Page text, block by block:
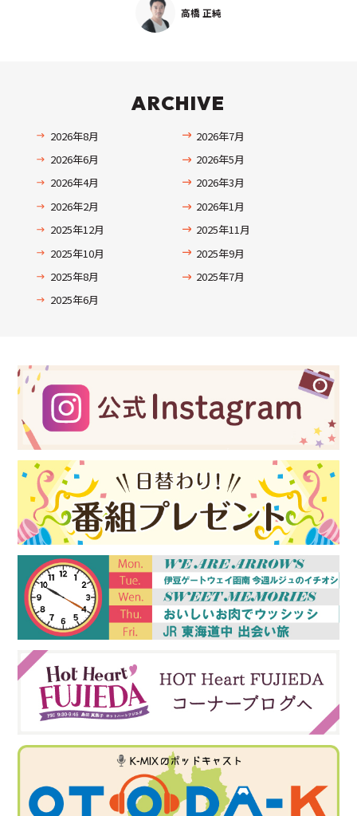
高橋 正純
ARCHIVE
2026年8月
2026年7月
2026年6月
2026年5月
2026年4月
2026年3月
2026年2月
2026年1月
2025年12月
2025年11月
2025年10月
2025年9月
2025年8月
2025年7月
2025年6月